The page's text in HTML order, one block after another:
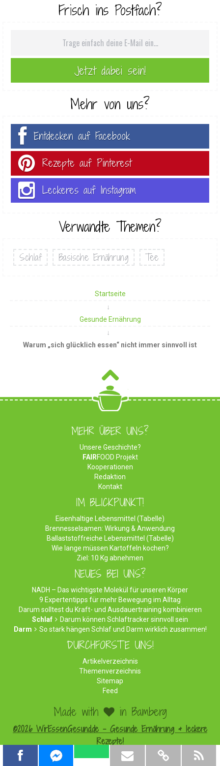
Frisch ins Postfach?
Mehr von uns?
Entdecken auf Facebook
Rezepte auf Pinterest
Leckeres auf Instagram
Verwandte Themen?
Schlaf Basische Ernährung Tee
Startseite
Gesunde Ernährung
Warum „sich glücklich essen“ nicht immer sinnvoll ist
MEHR ÜBER UNS?
Unsere Geschichte?
FAIRFOOD Projekt
Kooperationen
Redaktion
Kontakt
IM BLICKPUNKT!
Eisenhaltige Lebensmittel (Tabelle)
Brennesselsamen: Wirkung & Anwendung
Ballaststoffreiche Lebensmittel (Tabelle)
Wie lange müssen Kartoffeln kochen?
Ziel: 10 Kg abnehmen
NEUES BEI UNS?
NADH – Das wichtigste Molekül für unseren Körper
9 Expertentipps für mehr Bewegung im Alltag
Darum solltest du Kraft- und Ausdauertraining kombinieren
Schlaf
Darum können Schlaftracker sinnvoll sein
Darm
So stark hängen Schlaf und Darm wirklich zusammen!
DURCHFORSTE UNS!
Artikelverzeichnis
Themenverzeichnis
Sitemap
Feed
Made with in Bamberg
©2026 WirEssenGesund.de - Gesunde Ernährung & leckere
Rezepte!
Impressum
Datenschutz Werben